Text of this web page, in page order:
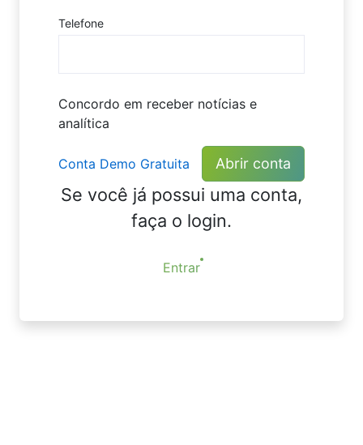
Telefone
Concordo em receber notícias e
analítica
Conta Demo Gratuita Abrir conta
Se você já possui uma conta,
faça o login.
Entrar